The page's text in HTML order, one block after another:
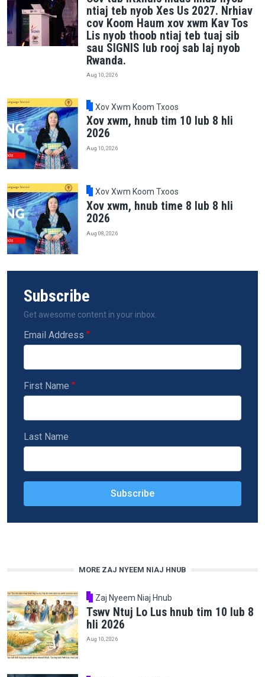
ntiaj teb nyob Xes Us 2027. Nrhiav
cov Koom Haum xov xwm Kav Tos
Lis nyob thoob ntiaj teb tuaj sib
sau SIGNIS lub rooj sab laj nyob
Rwanda.
Aug 10, 2026
Xov Xwm Koom Txoos
Xov xwm, hnub tim 10 lub 8 hli
2026
Aug 10, 2026
Xov Xwm Koom Txoos
Xov xwm, hnub time 8 lub 8 hli
2026
Aug 08, 2026
Subscribe
Get awesome content in your inbox.
Email Address
First Name
Last Name
MORE ZAJ NYEEM NIAJ HNUB
Zaj Nyeem Niaj Hnub
Tswv Ntuj Lo Lus hnub tim 10 lub 8
hli 2026
Aug 10, 2026